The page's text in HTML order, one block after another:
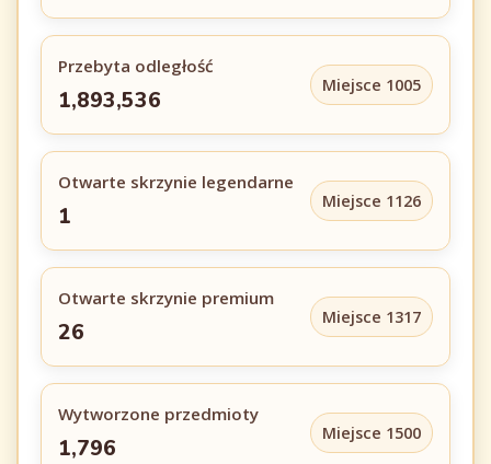
Przebyta odległość
1,893,536
Miejsce 1005
Otwarte skrzynie legendarne
1
Miejsce 1126
Otwarte skrzynie premium
26
Miejsce 1317
Wytworzone przedmioty
1,796
Miejsce 1500